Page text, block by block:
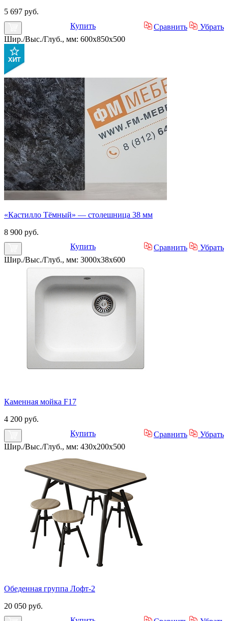
5 697 руб.
Купить
Сравнить
Убрать
Шир./Выс./Глуб., мм: 600x850x500
«Кастилло Тёмный» — столешница 38 мм
8 900 руб.
Купить
Сравнить
Убрать
Шир./Выс./Глуб., мм: 3000x38x600
Каменная мойка F17
4 200 руб.
Купить
Сравнить
Убрать
Шир./Выс./Глуб., мм: 430x200x500
Обеденная группа Лофт-2
20 050 руб.